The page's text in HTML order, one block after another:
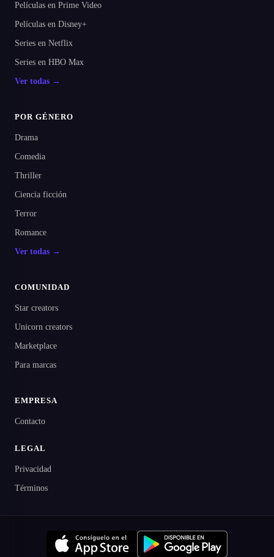
Películas en Prime Video
Películas en Disney+
Series en Netflix
Series en HBO Max
Ver todas →
POR GÉNERO
Drama
Comedia
Thriller
Ciencia ficción
Terror
Romance
Ver todas →
COMUNIDAD
Star creators
Unicorn creators
Marketplace
Para marcas
EMPRESA
Contacto
LEGAL
Privacidad
Términos